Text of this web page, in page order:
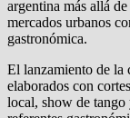
argentina más allá
mercados urbanos
gastronómica.
El lanzamiento de la
elaborados con
local, show de